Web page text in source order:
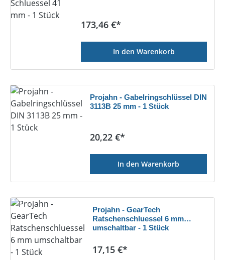
Regulärer Preis:
173,46 €*
In den Warenkorb
Projahn - Gabelringschlüssel DIN
3113B 25 mm - 1 Stück
Regulärer Preis:
20,22 €*
In den Warenkorb
Projahn - GearTech
Ratschenschluessel 6 mm
umschaltbar - 1 Stück
Regulärer Preis:
17,15 €*